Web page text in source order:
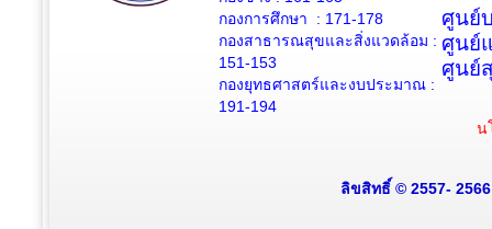
กองการศึกษา : 171-178
กองสาธารณสุขและสิ่งแวดล้อม :
151-153
กองยุทธศาสตร์และงบประมาณ :
191-194
ศูนย์
ศูนย์
ศูนย์
น
ลิขสิทธิ์ © 2557-